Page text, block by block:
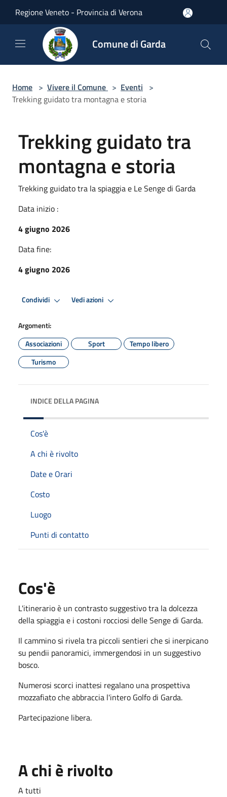
Regione Veneto - Provincia di Verona
Comune di Garda
Home > Vivere il Comune > Eventi >
Trekking guidato tra montagna e storia
Trekking guidato tra
montagna e storia
Trekking guidato tra la spiaggia e Le Senge di Garda
Data inizio :
4 giugno 2026
Data fine:
4 giugno 2026
Condividi Vedi azioni
Argomenti:
Associazioni
Sport
Tempo libero
Turismo
INDICE DELLA PAGINA
Cos'è
A chi è rivolto
Date e Orari
Costo
Luogo
Punti di contatto
Cos'è
L'itinerario è un contrasto suggestivo tra la dolcezza
della spiaggia e i costoni rocciosi delle Senge di Garda.
Il cammino si rivela tra piccoli sentieri che si inerpicano
su pendii panoramici, immergendosi in un suggestivo
bosco.
Numerosi scorci inattesi regalano una prospettiva
mozzafiato che abbraccia l'intero Golfo di Garda.
Partecipazione libera.
A chi è rivolto
A tutti